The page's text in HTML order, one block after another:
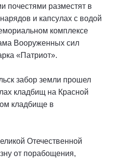
почестями разместят в
и капсулах с водой
комплексе
Вооруженных сил
«Патриот».
забор земли прошел
кладбищ на Красной
кладбище в
Отечественной
от порабощения,